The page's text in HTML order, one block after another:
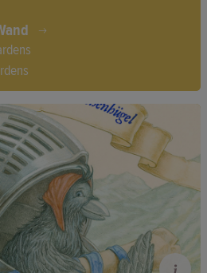
wütend, weil nichts so läuft, wie er
verstehen, dass sein Dickkopf
Bilderbuch über Geduld,
mit Wut.